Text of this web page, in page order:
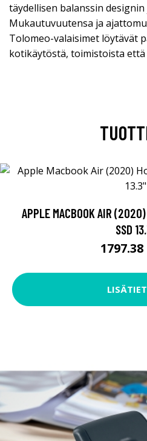
täydellisen balanssin
Mukautuvuutensa ja
Tolomeo-valaisimet löytävät
kotikäytöstä, toimistoista
APPLE MACBOOK AIR
SSD
1797.38